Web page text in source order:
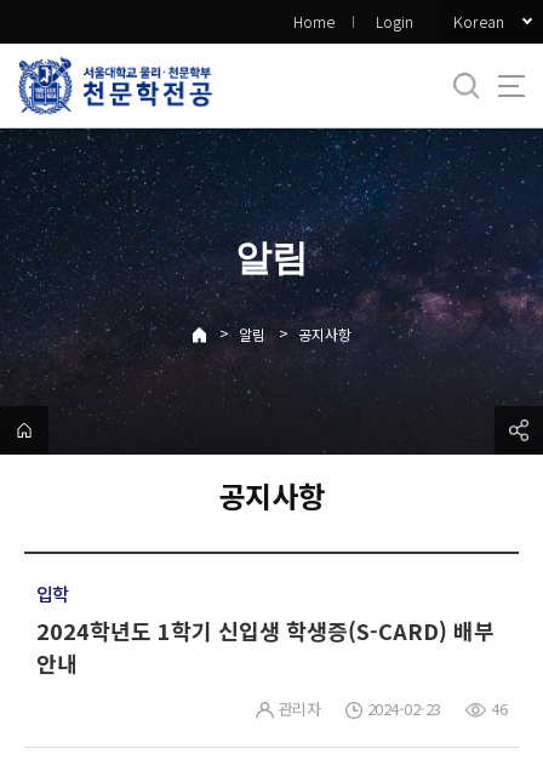
로
메
뉴
Home Login Korean
알림
> 알림 > 공지사항
공지사항
입학
2024학년도 1학기 신입생 학생증(S-CARD) 배부
안내
관리자 2024-02-23 46